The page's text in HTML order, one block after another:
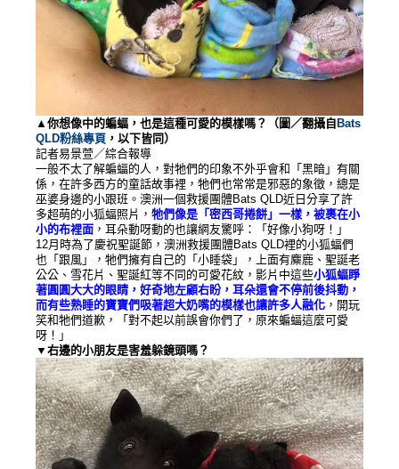
▲你想像中的蝙蝠，也是這種可愛的模樣嗎？（圖／翻攝自 Bats
QLD粉絲專頁 ，以下皆同）
記者易景萱／綜合報導
一般不太了解蝙蝠的人，對牠們的印象不外乎會和「黑暗」有關
係，在許多西方的童話故事裡，牠們也常常是邪惡的象徵，總是
巫婆身邊的小跟班。澳洲一個救援團體Bats QLD近日分享了許
多超萌的小狐蝠照片， 牠們像是「密西哥捲餅」一樣，被裹在小
小的布裡面 ，耳朵動呀動的也讓網友驚呼：「好像小狗呀！」
12月時為了慶祝聖誕節，澳洲救援團體Bats QLD裡的小狐蝠們
也「跟風」，牠們擁有自己的「小睡袋」，上面有麋鹿、聖誕老
公公、雪花片、聖誕紅等不同的可愛花紋，影片中這些小狐蝠睜
著圓圓大大的眼睛，好奇地左顧右盼，耳朵還會不停前後抖動，
而有些熟睡的寶寶們吸著超大奶嘴的模樣也讓許多人融化 ，開玩
笑和牠們道歉，「對不起以前誤會你們了，原來蝙蝠這麼可愛
呀！」
▼右邊的小朋友是害羞躲鏡頭嗎？